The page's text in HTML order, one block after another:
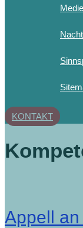
KONTAKT
Appell